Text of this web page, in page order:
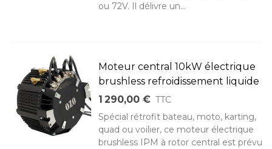
ou 72V. Il délivre un...
Moteur central 10kW électrique
brushless refroidissement liquide
1 290,00 € TTC
Spécial rétrofit bateau, moto, karting,
quad ou voilier, ce moteur électrique
brushless IPM à rotor central est prévu